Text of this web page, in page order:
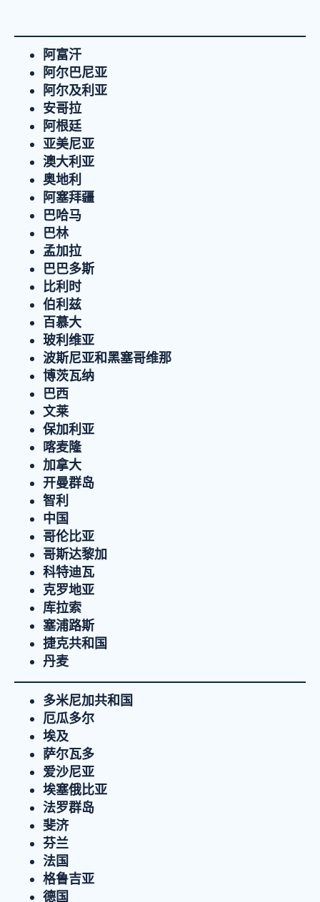
阿富汗
阿尔巴尼亚
阿尔及利亚
安哥拉
阿根廷
亚美尼亚
澳大利亚
奥地利
阿塞拜疆
巴哈马
巴林
孟加拉
巴巴多斯
比利时
伯利兹
百慕大
玻利维亚
波斯尼亚和黑塞哥维那
博茨瓦纳
巴西
文莱
保加利亚
喀麦隆
加拿大
开曼群岛
智利
中国
哥伦比亚
哥斯达黎加
科特迪瓦
克罗地亚
库拉索
塞浦路斯
捷克共和国
丹麦
多米尼加共和国
厄瓜多尔
埃及
萨尔瓦多
爱沙尼亚
埃塞俄比亚
法罗群岛
斐济
芬兰
法国
格鲁吉亚
德国